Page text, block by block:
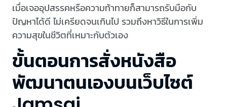
เมื่อเจออุปสรรคหรือความท้าทายก็สามารถรับมือกับ
ปัญหาได้ดี ไม่เครียดจนเกินไป รวมถึงหาวิธีในการเพิ่ม
ความสุขในชีวิตที่เหมาะกับตัวเอง
ขั้นตอนการสั่งหนังสือ
พัฒนาตนเองบนเว็บไซต์